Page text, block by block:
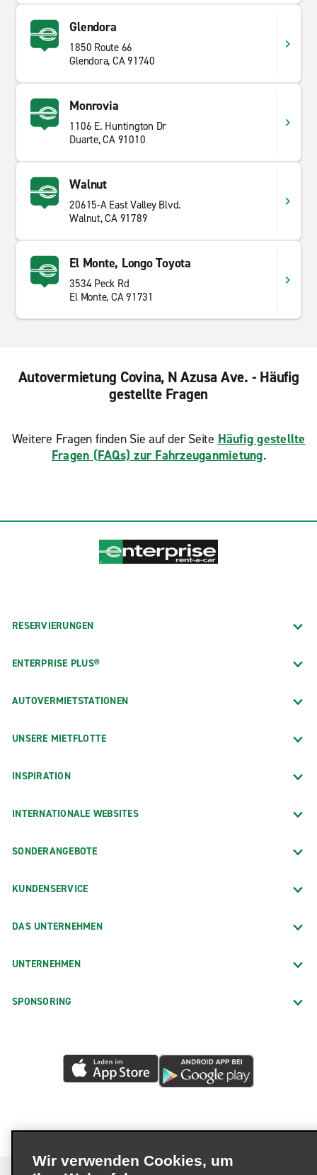
Glendora
1850 Route 66
Glendora, CA 91740
Monrovia
1106 E. Huntington Dr
Duarte, CA 91010
Walnut
20615-A East Valley Blvd.
Walnut, CA 91789
El Monte, Longo Toyota
3534 Peck Rd
El Monte, CA 91731
Autovermietung Covina, N Azusa Ave. - Häufig
gestellte Fragen
Weitere Fragen finden Sie auf der Seite Häufig gestellte
Fragen (FAQs) zur Fahrzeuganmietung.
RESERVIERUNGEN
ENTERPRISE PLUS®
AUTOVERMIETSTATIONEN
UNSERE MIETFLOTTE
INSPIRATION
INTERNATIONALE WEBSITES
SONDERANGEBOTE
KUNDENSERVICE
DAS UNTERNEHMEN
UNTERNEHMEN
SPONSORING
Wir verwenden Cookies, um